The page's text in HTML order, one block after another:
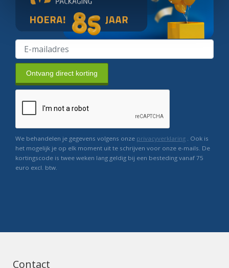
Ontvang direct korting
We behandelen je gegevens volgens onze privacyverklaring . Ook is
het mogelijk je op elk moment uit te schrijven voor onze e-mails. De
kortingscode is twee weken lang geldig bij een besteding vanaf 75
euro excl. btw.
Contact